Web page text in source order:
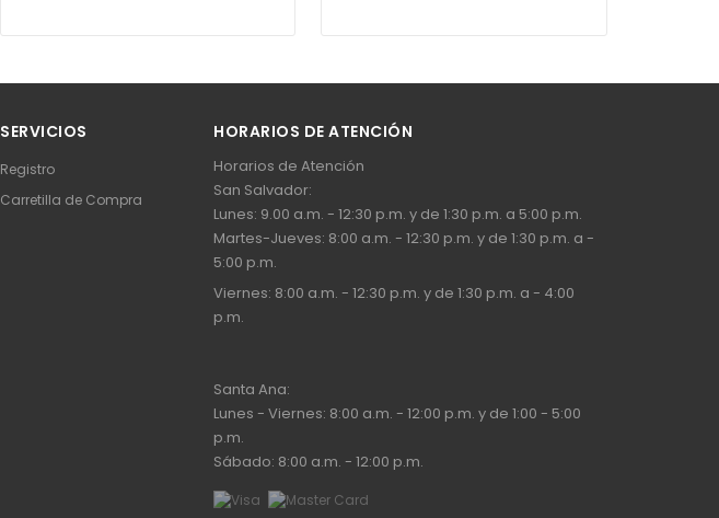
SERVICIOS
Registro
Carretilla de Compra
HORARIOS DE ATENCIÓN
Horarios de Atención
San Salvador:
Lunes: 9.00 a.m. - 12:30 p.m. y de 1:30 p.m. a 5:00 p.m.
Martes-Jueves: 8:00 a.m. - 12:30 p.m. y de 1:30 p.m. a -
5:00 p.m.
Viernes: 8:00 a.m. - 12:30 p.m. y de 1:30 p.m. a - 4:00
p.m.
Santa Ana:
Lunes - Viernes: 8:00 a.m. - 12:00 p.m. y de 1:00 - 5:00
p.m.
Sábado: 8:00 a.m. - 12:00 p.m.